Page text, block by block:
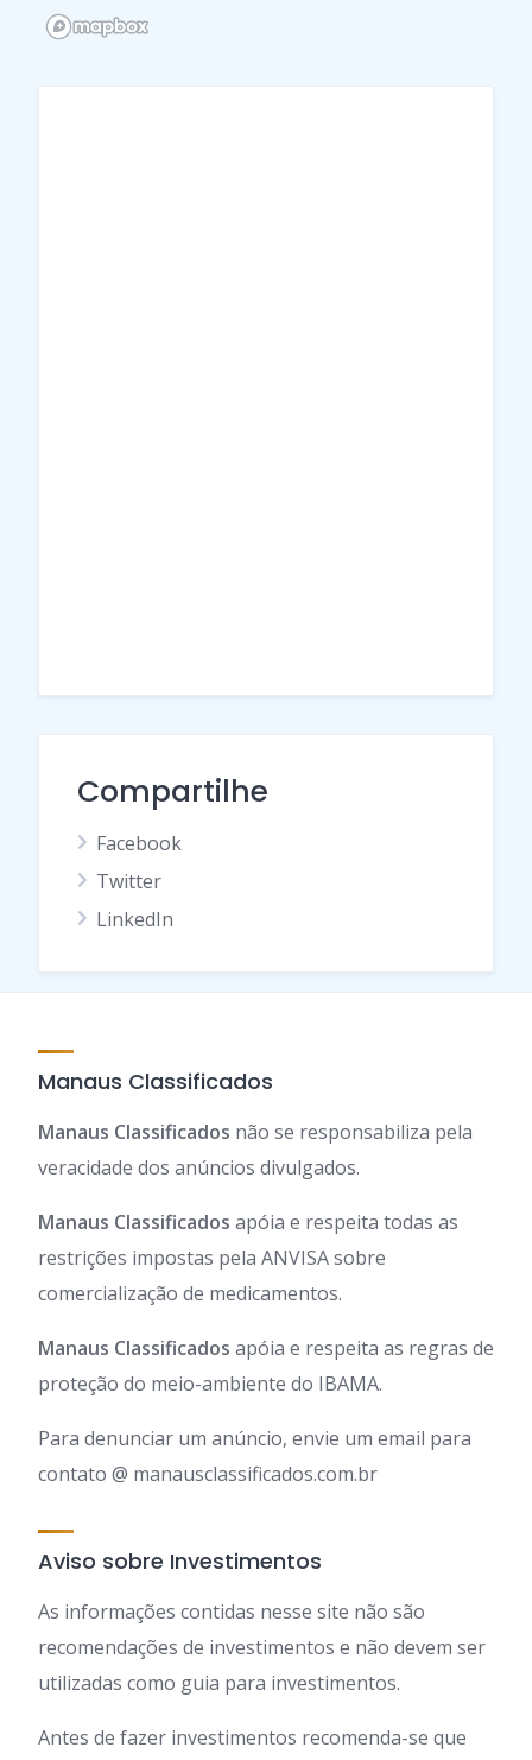
Compartilhe
Facebook
Twitter
LinkedIn
Manaus Classificados
Manaus Classificados não se responsabiliza pela
veracidade dos anúncios divulgados.
Manaus Classificados apóia e respeita todas as
restrições impostas pela ANVISA sobre
comercialização de medicamentos.
Manaus Classificados apóia e respeita as regras de
proteção do meio-ambiente do IBAMA.
Para denunciar um anúncio, envie um email para
contato @ manausclassificados.com.br
Aviso sobre Investimentos
As informações contidas nesse site não são
recomendações de investimentos e não devem ser
utilizadas como guia para investimentos.
Antes de fazer investimentos recomenda-se que